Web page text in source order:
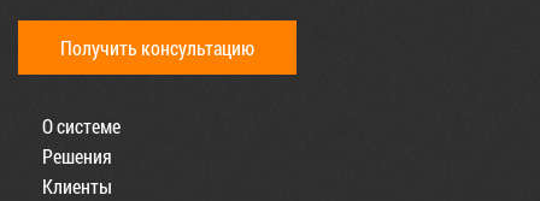
Получить консультацию
О системе
Решения
Клиенты